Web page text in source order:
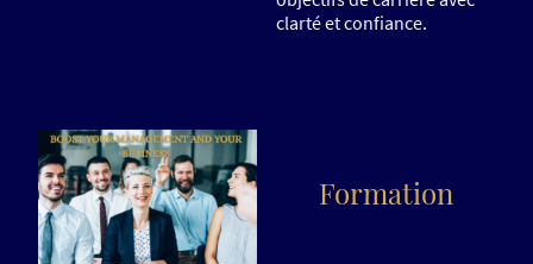
clarté et confiance.
Formation